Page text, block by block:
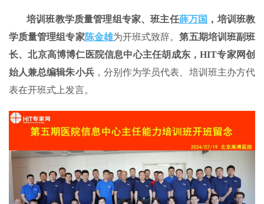
培训班教学质量管理组专家、班主任薛万国 ，培训班教
学质量管理组专家陈金雄为开班式致辞。第五期培训班副班
长、北京高博博仁医院信息中心主任胡成东，HIT专家网创
始人兼总编辑朱小兵，分别作为学员代表、培训班主办方代
表在开班式上发言。